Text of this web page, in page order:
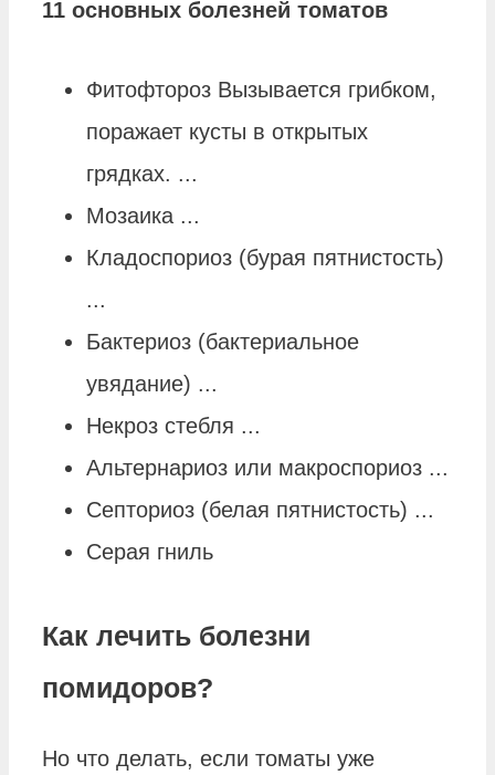
11 основных болезней томатов
Фитофтороз Вызывается грибком,
поражает кусты в открытых
грядках. ...
Мозаика ...
Кладоспориоз (бурая пятнистость)
...
Бактериоз (бактериальное
увядание) ...
Некроз стебля ...
Альтернариоз или макроспориоз ...
Септориоз (белая пятнистость) ...
Серая гниль
Как лечить болезни
помидоров?
Но что делать, если томаты уже